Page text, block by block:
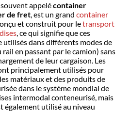
appelécontainer
de fret, est un grand container
et construit pour letransport
, ce qui signifie que ces
dans différents modes de
en passant par le camion) sans
de leur cargaison. Les
principalement utilisés pour
matériaux et des produits de
dans le système mondial de
intermodal conteneurisé, mais
également utilisé au niveau